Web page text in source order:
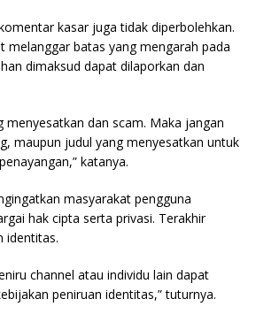
kasar juga tidak diperbolehkan.
melanggar batas yang mengarah pada
dimaksud dapat dilaporkan dan
menyesatkan dan scam. Maka jangan
maupun judul yang menyesatkan untuk
katanya.
masyarakat pengguna
hak cipta serta privasi. Terakhir
identitas.
channel atau individu lain dapat
peniruan identitas,” tuturnya.